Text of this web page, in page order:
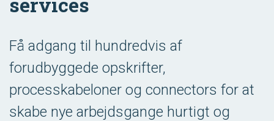
Få adgang til hundredvis af
forudbyggede opskrifter,
processkabeloner og connectors for at
skabe nye arbejdsgange hurtigt og